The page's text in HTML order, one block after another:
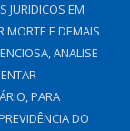
JURIDICOS EM
MORTE E DEMAIS
ANALISE
PARA
DO